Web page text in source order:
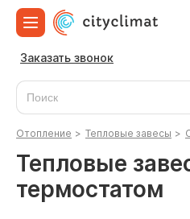
Заказать звонок
Отопление > Тепловые завесы >
Тепловые
термостатом